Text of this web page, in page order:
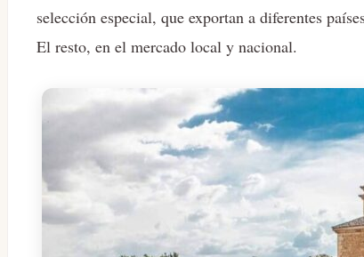
selección especial, que exportan a diferentes
El resto, en el mercado local y nacional.